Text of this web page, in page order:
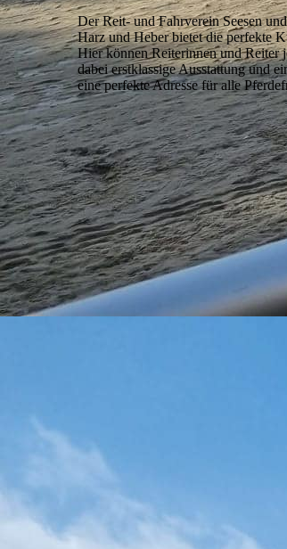
Der Reit- und Fahrverein Seesen
Harz und Heber bietet die perfekte
Hier können Reiterinnen und Reiter
dabei erstklassige Ausstattung und
eine perfekte Adresse für alle